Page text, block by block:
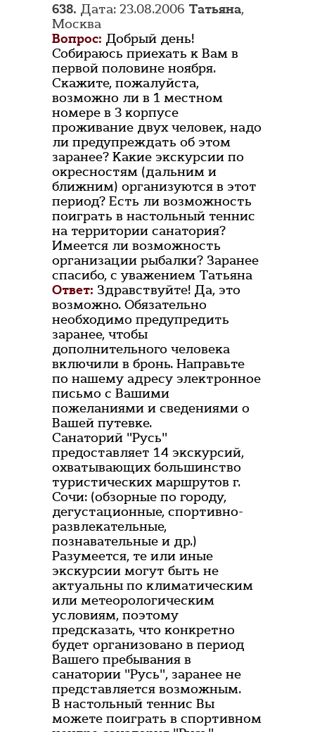
638. Дата: 23.08.2006 Татьяна,
Москва
Вопрос: Добрый день!
Собираюсь приехать к Вам в
первой половине ноября.
Скажите, пожалуйста,
возможно ли в 1 местном
номере в 3 корпусе
проживание двух человек, надо
ли предупреждать об этом
заранее? Какие экскурсии по
окресностям (дальним и
ближним) организуются в этот
период? Есть ли возможность
поиграть в настольный теннис
на территории санатория?
Имеется ли возможность
организации рыбалки? Заранее
спасибо, с уважением Татьяна
Ответ: Здравствуйте! Да, это
возможно. Обязательно
необходимо предупредить
заранее, чтобы
дополнительного человека
включили в бронь. Направьте
по нашему адресу электронное
письмо с Вашими
пожеланиями и сведениями о
Вашей путевке.
Санаторий "Русь"
предоставляет 14 экскурсий,
охватывающих большинство
туристических маршрутов г.
Сочи: (обзорные по городу,
дегустационные, спортивно-
развлекательные,
познавательные и др.)
Разумеется, те или иные
экскурсии могут быть не
актуальны по климатическим
или метеорологическим
условиям, поэтому
предсказать, что конкретно
будет организовано в период
Вашего пребывания в
санатории "Русь", заранее не
представляется возможным.
В настольный теннис Вы
можете поиграть в спортивном